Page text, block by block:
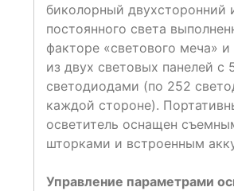
биколорный двухсторонний
постоянного света
факторе «светового меча»
из двух световых панелей с
светодиодами (по 252
каждой стороне).
осветитель оснащен
шторками и встроенным
Управление параметрами